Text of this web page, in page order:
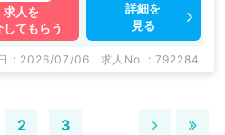
求人を
してもらう
詳細を
見る
: 2026/07/06 求人No. : 792284
2 3